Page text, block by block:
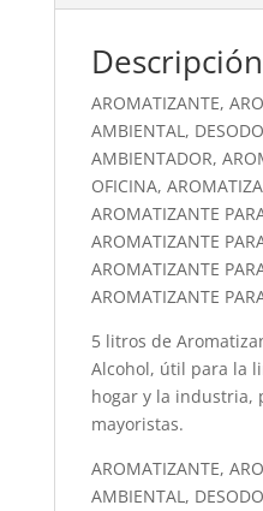
Descripción
AROMATIZANTE,
AMBIENTAL,
AMBIENTADOR,
OFICINA,
AROMATIZANTE
AROMATIZANTE
AROMATIZANTE
AROMATIZANTE
5 litros de
Alcohol, útil para la
hogar y la industria,
mayoristas.
AROMATIZANTE,
AMBIENTAL,